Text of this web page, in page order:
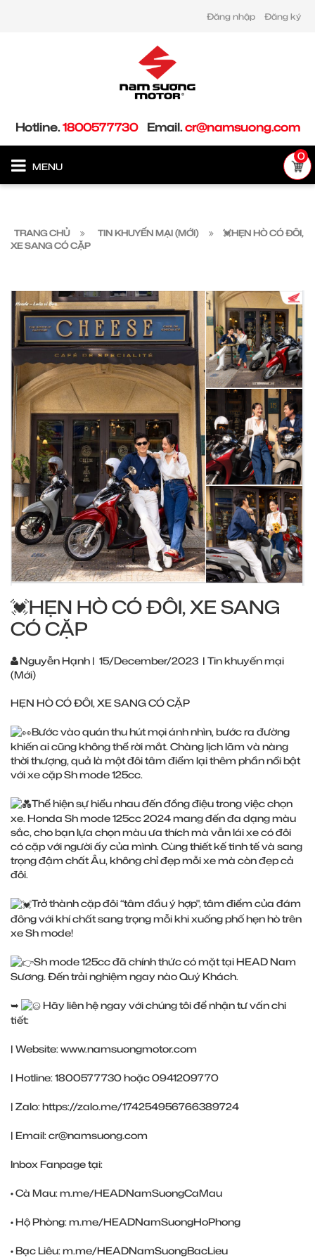
Đăng nhập Đăng ký
Hotline.1800577730 Email.cr@namsuong.com
MENU
0
TRANG CHỦ TIN KHUYẾN MẠI (MỚI)
💓HẸN HÒ CÓ ĐÔI,
XE SANG CÓ CẶP
💓HẸN HÒ CÓ ĐÔI, XE SANG
CÓ CẶP
Nguyễn Hạnh | 15/December/2023 | Tin khuyến mại
(Mới)
HẸN HÒ CÓ ĐÔI, XE SANG CÓ CẶP
Bước vào quán thu hút mọi ánh nhìn, bước ra đường
khiến ai cũng không thể rời mắt. Chàng lịch lãm và nàng
thời thượng, quả là một đôi tâm điểm lại thêm phần nổi bật
với xe cặp Sh mode 125cc.
Thể hiện sự hiểu nhau đến đồng điệu trong việc chọn
xe. Honda Sh mode 125cc 2024 mang đến đa dạng màu
sắc, cho bạn lựa chọn màu ưa thích mà vẫn lái xe có đôi
có cặp với người ấy của mình. Cùng thiết kế tinh tế và sang
trọng đậm chất Âu, không chỉ đẹp mỗi xe mà còn đẹp cả
đôi.
Trở thành cặp đôi “tâm đầu ý hợp", tâm điểm của đám
đông với khí chất sang trọng mỗi khi xuống phố hẹn hò trên
xe Sh mode!
Sh mode 125cc đã chính thức có mặt tại HEAD Nam
Sương. Đến trải nghiệm ngay nào Quý Khách.
➥
Hãy liên hệ ngay với chúng tôi để nhận tư vấn chi
tiết:
| Website:www.namsuongmotor.com
| Hotline: 1800577730 hoặc 0941209770
| Zalo:https://zalo.me/174254956766389724
| Email: cr@namsuong.com
Inbox Fanpage tại:
• Cà Mau:m.me/HEADNamSuongCaMau
• Hộ Phòng:m.me/HEADNamSuongHoPhong
• Bạc Liêu:m.me/HEADNamSuongBacLieu